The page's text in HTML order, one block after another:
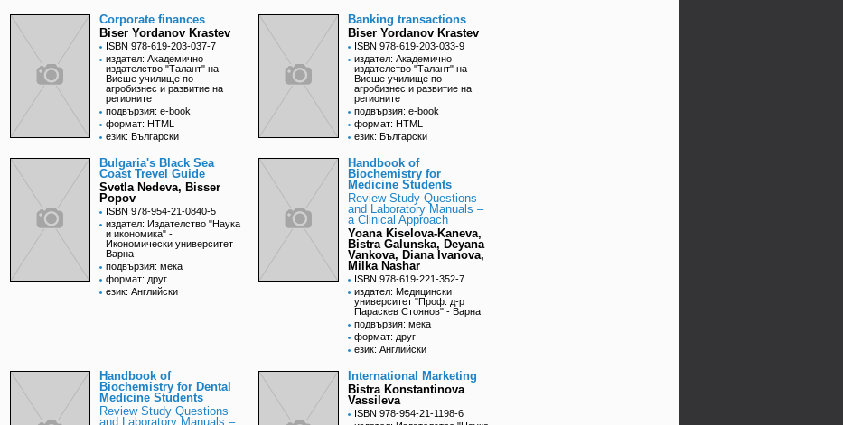
Corporate finances
Biser Yordanov Krastev
ISBN 978-619-203-037-7
издател: Академично
издателство "Талант" на
Висше училище по
агробизнес и развитие на
регионите
подвързия: e-book
формат: HTML
език: Български
Banking transactions
Biser Yordanov Krastev
ISBN 978-619-203-033-9
издател: Академично
издателство "Талант" на
Висше училище по
агробизнес и развитие на
регионите
подвързия: e-book
формат: HTML
език: Български
Bulgaria's Black Sea
Coast Trevel Guide
Svetla Nedeva, Bisser
Popov
ISBN 978-954-21-0840-5
издател: Издателство "Наука
и икономика" -
Икономически университет
Варна
подвързия: мека
формат: друг
език: Английски
Handbook of
Biochemistry for
Medicine Students
Review Study Questions
and Laboratory Manuals –
a Clinical Approach
Yoana Kiselova-Kaneva,
Bistra Galunska, Deyana
Vankova, Diana Ivanova,
Milka Nashar
ISBN 978-619-221-352-7
издател: Медицински
университет "Проф. д-р
Параскев Стоянов" - Варна
подвързия: мека
формат: друг
език: Английски
Handbook of
Biochemistry for Dental
Medicine Students
Review Study Questions
and Laboratory Manuals –
International Marketing
Bistra Konstantinova
Vassileva
ISBN 978-954-21-1198-6